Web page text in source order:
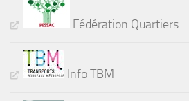
Fédération Quartiers
Info TBM